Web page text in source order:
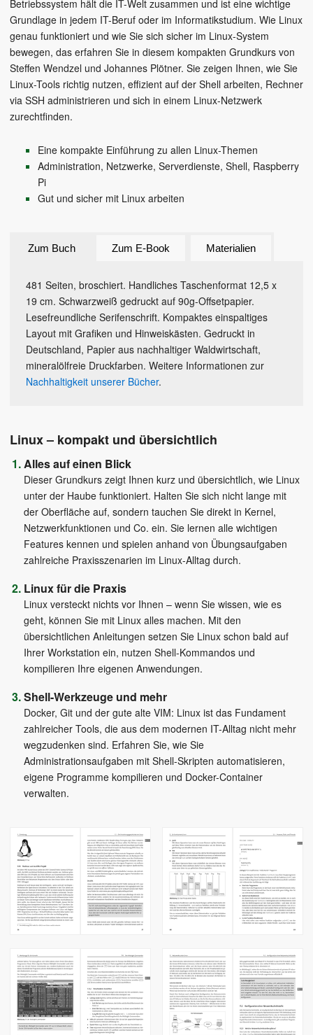
Betriebssystem hält die IT-Welt zusammen und ist eine wichtige
Grundlage in jedem IT-Beruf oder im Informatikstudium. Wie Linux
genau funktioniert und wie Sie sich sicher im Linux-System
bewegen, das erfahren Sie in diesem kompakten Grundkurs von
Steffen Wendzel und Johannes Plötner. Sie zeigen Ihnen, wie Sie
Linux-Tools richtig nutzen, effizient auf der Shell arbeiten, Rechner
via SSH administrieren und sich in einem Linux-Netzwerk
zurechtfinden.
Eine kompakte Einführung zu allen Linux-Themen
Administration, Netzwerke, Serverdienste, Shell, Raspberry
Pi
Gut und sicher mit Linux arbeiten
Zum Buch Zum E-Book Materialien
481 Seiten, broschiert. Handliches Taschenformat 12,5 x
19 cm. Schwarzweiß gedruckt auf 90g-Offsetpapier.
Lesefreundliche Serifenschrift. Kompaktes einspaltiges
Layout mit Grafiken und Hinweiskästen. Gedruckt in
Deutschland, Papier aus nachhaltiger Waldwirtschaft,
mineralölfreie Druckfarben. Weitere Informationen zur
Nachhaltigkeit unserer Bücher.
Linux – kompakt und übersichtlich
Alles auf einen Blick
Dieser Grundkurs zeigt Ihnen kurz und übersichtlich, wie Linux
unter der Haube funktioniert. Halten Sie sich nicht lange mit
der Oberfläche auf, sondern tauchen Sie direkt in Kernel,
Netzwerkfunktionen und Co. ein. Sie lernen alle wichtigen
Features kennen und spielen anhand von Übungsaufgaben
zahlreiche Praxisszenarien im Linux-Alltag durch.
Linux für die Praxis
Linux versteckt nichts vor Ihnen – wenn Sie wissen, wie es
geht, können Sie mit Linux alles machen. Mit den
übersichtlichen Anleitungen setzen Sie Linux schon bald auf
Ihrer Workstation ein, nutzen Shell-Kommandos und
kompilieren Ihre eigenen Anwendungen.
Shell-Werkzeuge und mehr
Docker, Git und der gute alte VIM: Linux ist das Fundament
zahlreicher Tools, die aus dem modernen IT-Alltag nicht mehr
wegzudenken sind. Erfahren Sie, wie Sie
Administrationsaufgaben mit Shell-Skripten automatisieren,
eigene Programme kompilieren und Docker-Container
verwalten.